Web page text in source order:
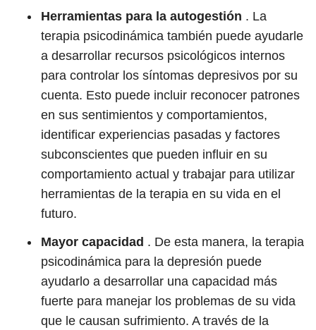
Herramientas para la autogestión . La
terapia psicodinámica también puede ayudarle
a desarrollar recursos psicológicos internos
para controlar los síntomas depresivos por su
cuenta. Esto puede incluir reconocer patrones
en sus sentimientos y comportamientos,
identificar experiencias pasadas y factores
subconscientes que pueden influir en su
comportamiento actual y trabajar para utilizar
herramientas de la terapia en su vida en el
futuro.
Mayor capacidad . De esta manera, la terapia
psicodinámica para la depresión puede
ayudarlo a desarrollar una capacidad más
fuerte para manejar los problemas de su vida
que le causan sufrimiento. A través de la